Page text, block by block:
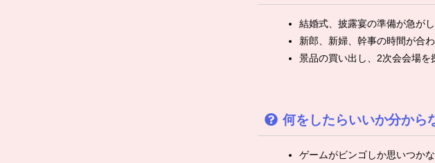
結婚式、披露宴の準備が急が
新郎、新婦、幹事の時間が合
景品の買い出し、2次会会場を
何をしたらいいか分から
ゲームがビンゴしか思いつか